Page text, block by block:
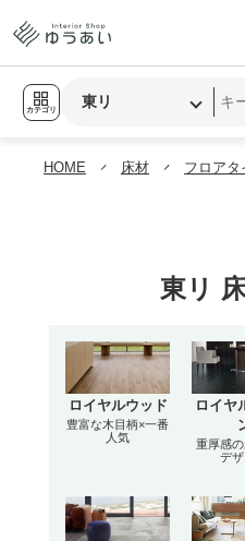
カテゴリ
HOME 床材 フロアタ
東リ
ロイヤルウッド
豊富な木目柄×一番
人気
ロイヤ
重厚感
デ